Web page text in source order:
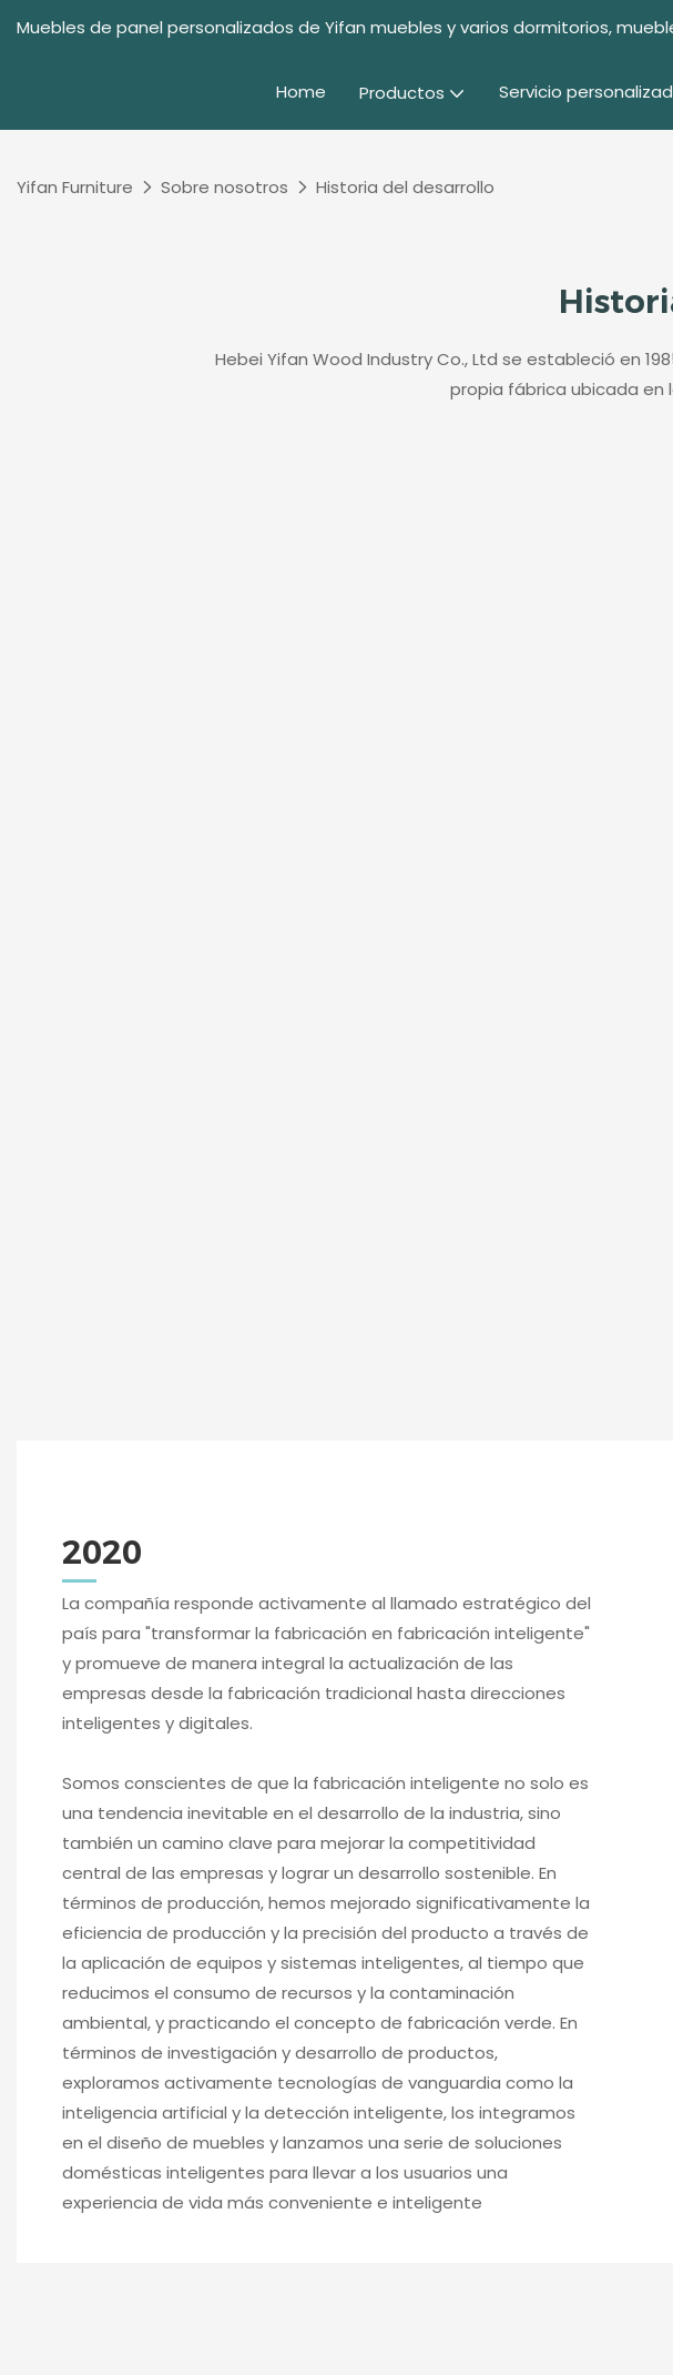
Muebles de panel personalizados de Yifan muebles y varios dormitorios,
Home Productos Servicio
Yifan Furniture Sobre nosotros Historia del desarrollo
Hebei Yifan Wood Industry Co., Ltd se estableció en
propia fábrica ubicada en
2020
La compañía responde activamente al llamado estratégico del
país para "transformar la fabricación en fabricación inteligente"
y promueve de manera integral la actualización de las
empresas desde la fabricación tradicional hasta direcciones
inteligentes y digitales.
Somos conscientes de que la fabricación inteligente no solo es
una tendencia inevitable en el desarrollo de la industria, sino
también un camino clave para mejorar la competitividad
central de las empresas y lograr un desarrollo sostenible. En
términos de producción, hemos mejorado significativamente la
eficiencia de producción y la precisión del producto a través de
la aplicación de equipos y sistemas inteligentes, al tiempo que
reducimos el consumo de recursos y la contaminación
ambiental, y practicando el concepto de fabricación verde. En
términos de investigación y desarrollo de productos,
exploramos activamente tecnologías de vanguardia como la
inteligencia artificial y la detección inteligente, los integramos
en el diseño de muebles y lanzamos una serie de soluciones
domésticas inteligentes para llevar a los usuarios una
experiencia de vida más conveniente e inteligente